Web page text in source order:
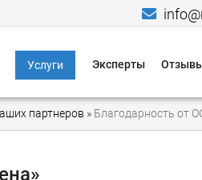
Услуги
Информационная
безопасность
Эксперты
партнеров » Благодарность от